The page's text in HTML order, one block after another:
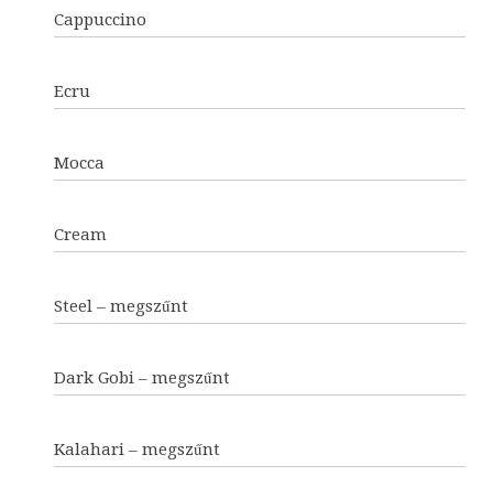
Cappuccino
Ecru
Mocca
Cream
Steel – megszűnt
Dark Gobi – megszűnt
Kalahari – megszűnt